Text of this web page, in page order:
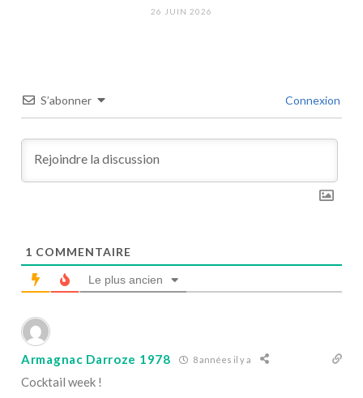
26 JUIN 2026
S’abonner Connexion
1 COMMENTAIRE
Le plus ancien
Armagnac Darroze 1978 8 années il y a
Cocktail week !